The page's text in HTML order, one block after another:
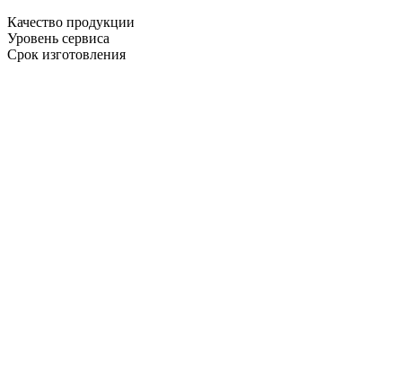
Качество продукции
Уровень сервиса
Срок изготовления